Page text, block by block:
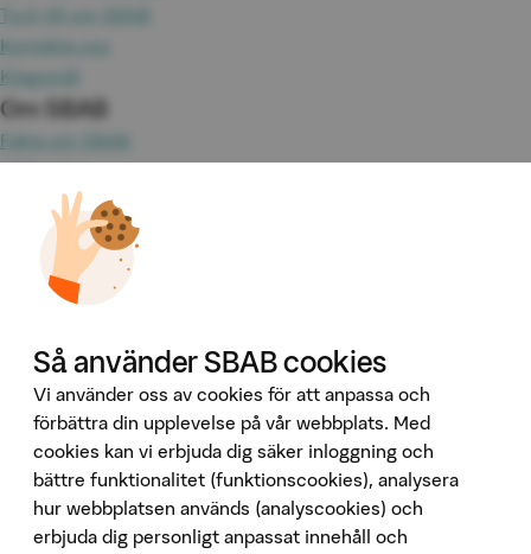
Tyck till om SBAB
Kontakta oss
Klagomål
Om SBAB
Fakta om SBAB
Hållbarhet
Jobba hos oss
Investor Relations
Omvärld & analyser
Våra tjänster
Booli
Booli Pro
Hittamäklare
Developer Portal
Följ oss på sociala medier
Så använder SBAB cookies
Vi använder oss av cookies för att anpassa och
förbättra din upplevelse på vår webbplats. Med
cookies kan vi erbjuda dig säker inloggning och
bättre funktionalitet (funktionscookies), analysera
hur webbplatsen används (analyscookies) och
erbjuda dig personligt anpassat innehåll och